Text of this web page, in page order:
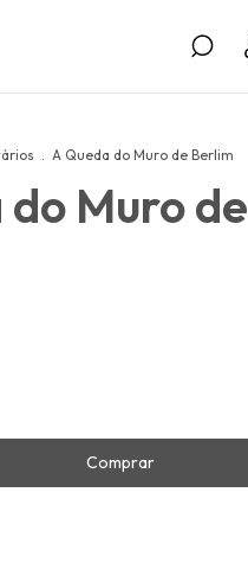
. A Queda do Muro de Berlim
Muro de